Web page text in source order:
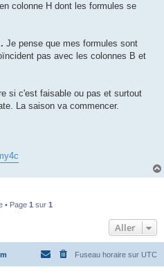
colonne H dont les formules se
Je pense que mes formules sont
pas avec les colonnes B et
si c'est faisable ou pas et surtout
La saison va commencer.
• Page 1 sur 1
Aller
Fuseau horaire sur UTC